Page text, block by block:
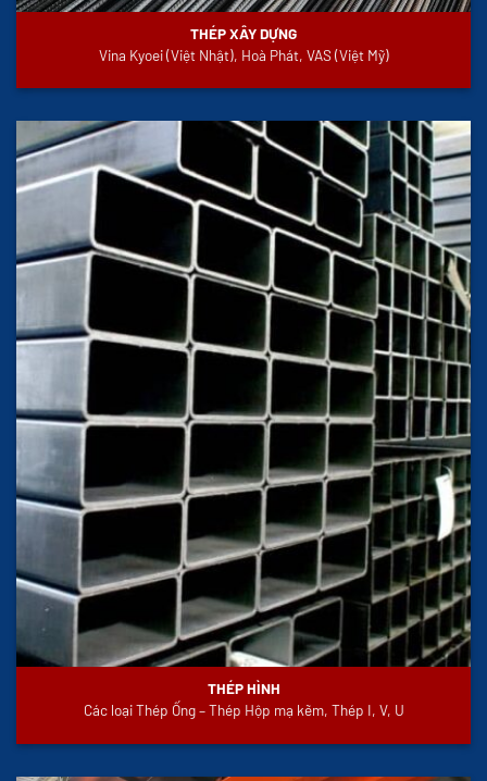
THÉP XÂY DỰNG
Vina Kyoei (Việt Nhật), Hoà Phát, VAS (Việt Mỹ)
THÉP HÌNH
Các loại Thép Ống – Thép Hộp mạ kẽm, Thép I, V, U